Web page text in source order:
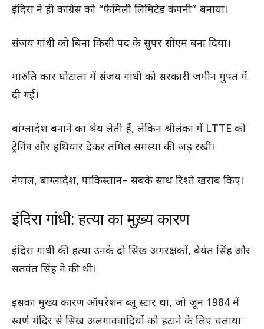
इंदिरा ने ही कांग्रेस को “फैमिली लिमिटेड कंपनी” बनाया।
संजय गांधी को बिना किसी पद के सुपर सीएम बना दिया।
मारुति कार घोटाला में संजय गांधी को सरकारी जमीन मुफ्त में
दी गई।
बांग्लादेश बनाने का श्रेय लेती हैं, लेकिन श्रीलंका में LTTE को
ट्रेनिंग और हथियार देकर तमिल समस्या की जड़ रखी।
नेपाल, बांग्लादेश, पाकिस्तान– सबके साथ रिश्ते खराब किए।
इंदिरा गांधी: हत्या का मुख़्य कारण
इंदिरा गांधी की हत्या उनके दो सिख अंगरक्षकों, बेयंत सिंह और
सतवंत सिंह ने की थी।
इसका मुख्य कारण ऑपरेशन ब्लू स्टार था, जो जून 1984 में
स्वर्ण मंदिर से सिख अलगाववादियों को हटाने के लिए चलाया